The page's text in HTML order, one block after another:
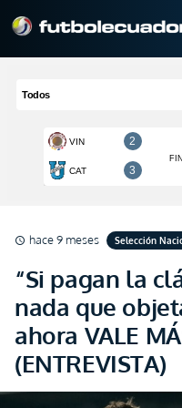
schedule hace 9 meses Selección
“Si pagan la
nada que
ahora VALE
(ENTREVISTA)